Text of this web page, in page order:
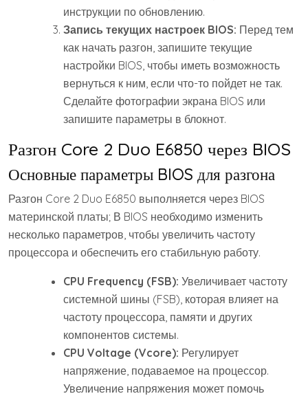
инструкции по обновлению.
Запись текущих настроек BIOS: Перед тем
как начать разгон, запишите текущие
настройки BIOS, чтобы иметь возможность
вернуться к ним, если что-то пойдет не так.
Сделайте фотографии экрана BIOS или
запишите параметры в блокнот.
Разгон Core 2 Duo E6850 через BIOS
Основные параметры BIOS для разгона
Разгон Core 2 Duo E6850 выполняется через BIOS
материнской платы; В BIOS необходимо изменить
несколько параметров, чтобы увеличить частоту
процессора и обеспечить его стабильную работу.
CPU Frequency (FSB): Увеличивает частоту
системной шины (FSB), которая влияет на
частоту процессора, памяти и других
компонентов системы.
CPU Voltage (Vcore): Регулирует
напряжение, подаваемое на процессор.
Увеличение напряжения может помочь